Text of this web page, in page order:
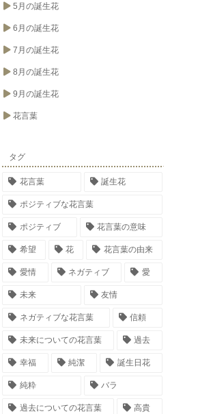
5月の誕生花
6月の誕生花
7月の誕生花
8月の誕生花
9月の誕生花
花言葉
タグ
花言葉 誕生花
ポジティブな花言葉
ポジティブ 花言葉の意味
希望 花 花言葉の由来
愛情 ネガティブ 愛
未来 友情
ネガティブな花言葉 信頼
未来についての花言葉 過去
幸福 純潔 誕生日花
純粋 バラ
過去についての花言葉 高貴